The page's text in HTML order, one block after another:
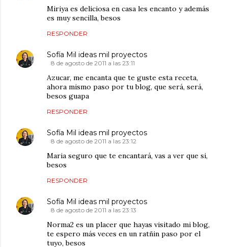
Miriya es deliciosa en casa les encanto y además
es muy sencilla, besos
RESPONDER
Sofía Mil ideas mil proyectos
8 de agosto de 2011 a las 23:11
Azucar, me encanta que te guste esta receta,
ahora mismo paso por tu blog, que será, será,
besos guapa
RESPONDER
Sofía Mil ideas mil proyectos
8 de agosto de 2011 a las 23:12
Maria seguro que te encantará, vas a ver que si,
besos
RESPONDER
Sofía Mil ideas mil proyectos
8 de agosto de 2011 a las 23:13
Norma2 es un placer que hayas visitado mi blog,
te espero más veces en un ratñin paso por el
tuyo, besos